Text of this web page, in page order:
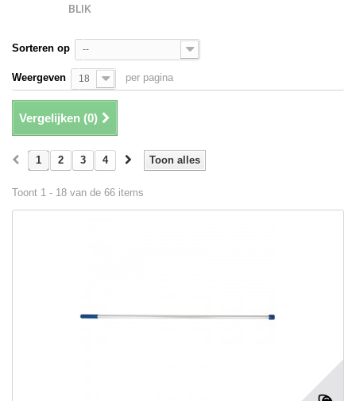
BLIK
Sorteren op --
Weergeven 18 per pagina
Vergelijken (0)
Toon alles
1 2 3 4
Toont 1 - 18 van de 66 items